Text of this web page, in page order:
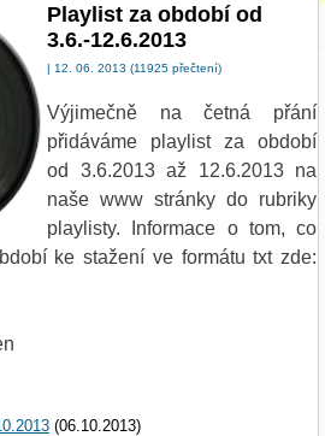
Playlist za období od
3.6.-12.6.2013
| 12. 06. 2013 (11925 přečtení)
Výjimečně na četná přání
přidáváme playlist za období
od 3.6.2013 až 12.6.2013 na
naše www stránky do rubriky
playlisty. Informace o tom, co
ke stažení ve formátu txt zde:
(06.10.2013)